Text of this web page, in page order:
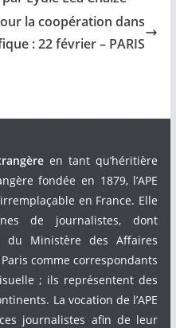
la coopération dans
: 22 février – PARIS
en tant qu’héritière
fondée en 1879, l’APE
en France. Elle
de journalistes, dont
du Ministère des Affaires
comme correspondants
; ils représentent des
La vocation de l’APE
journalistes afin de leur